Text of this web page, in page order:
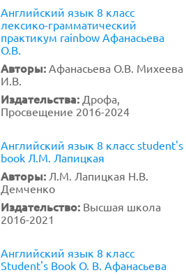
Английский язык 8 класс
лексико-грамматический
практикум rainbow Афанасьева
О.В.
Авторы: Афанасьева О.В. Михеева
И.В.
Издательства: Дрофа,
Просвещение 2016-2024
Английский язык 8 класс student's
book Л.М. Лапицкая
Авторы: Л.М. Лапицкая Н.В.
Демченко
Издательство: Высшая школа
2016-2021
Английский язык 8 класс
Student's Book О. В. Афанасьева